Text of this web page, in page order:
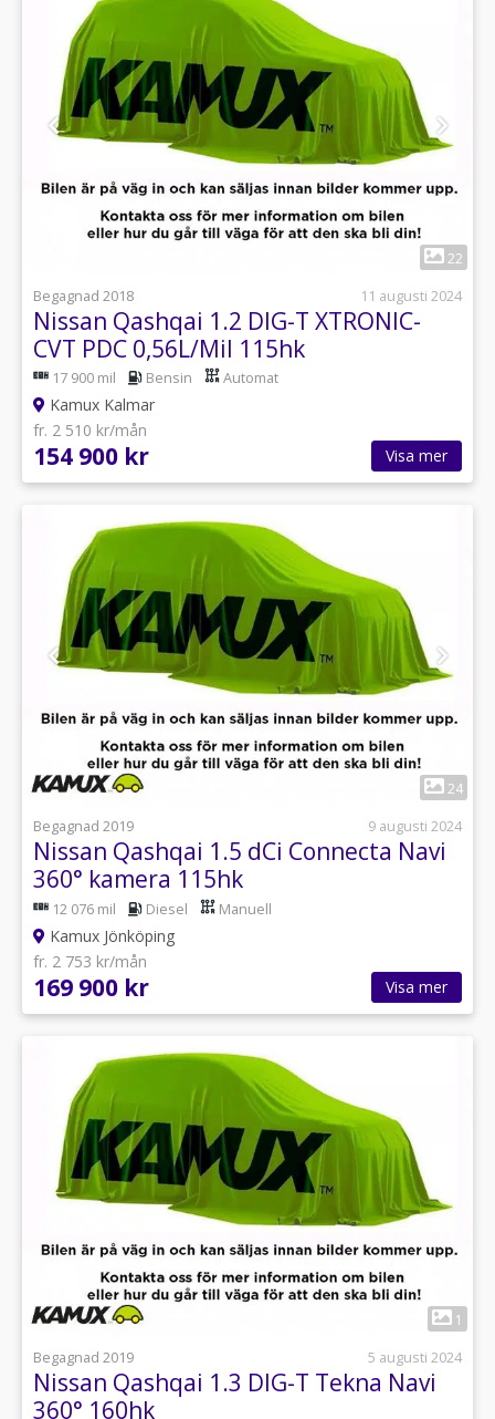
22
Begagnad 2018
11 augusti 2024
Nissan Qashqai 1.2 DIG-T XTRONIC-
CVT PDC 0,56L/Mil 115hk
17 900 mil Bensin Automat
Kamux Kalmar
fr. 2 510 kr/mån
154 900 kr Visa mer
24
Begagnad 2019
9 augusti 2024
Nissan Qashqai 1.5 dCi Connecta Navi
360° kamera 115hk
12 076 mil Diesel Manuell
Kamux Jönköping
fr. 2 753 kr/mån
169 900 kr Visa mer
1
Begagnad 2019
5 augusti 2024
Nissan Qashqai 1.3 DIG-T Tekna Navi
360° 160hk